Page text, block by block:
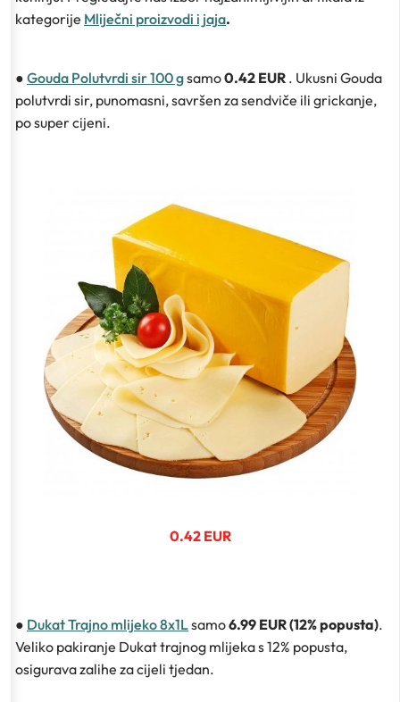
kategorije Mliječni proizvodi i jaja.
● Gouda Polutvrdi sir 100 gsamo0.42 EUR . Ukusni Gouda
polutvrdi sir, punomasni, savršen za sendviče ili grickanje,
po super cijeni.
0.42 EUR
● Dukat Trajno mlijeko 8x1Lsamo6.99 EUR (12% popusta).
Veliko pakiranje Dukat trajnog mlijeka s 12% popusta,
osigurava zalihe za cijeli tjedan.